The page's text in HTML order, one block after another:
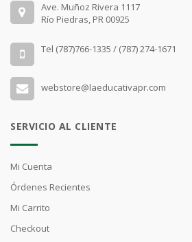
Ave. Muñoz Rivera 1117
Río Piedras, PR 00925
Tel (787)766-1335 / (787) 274-1671
webstore@laeducativapr.com
SERVICIO AL CLIENTE
Mi Cuenta
Órdenes Recientes
Mi Carrito
Checkout